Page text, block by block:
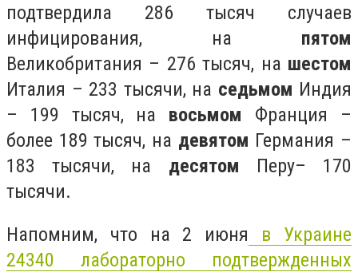
подтвердила 286 тысяч случаев
инфицирования, на пятом
Великобритания – 276 тысяч, на шестом
Италия – 233 тысячи, на седьмом Индия
– 199 тысяч, на восьмом Франция –
более 189 тысяч, на девятом Германия –
183 тысячи, на десятом Перу– 170
тысячи.
Напомним, что на 2 июня в Украине
24340 лабораторно подтвержденных